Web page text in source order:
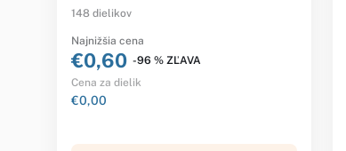
148 dielikov
Najnižšia cena
€0,60 -96 % ZĽAVA
Cena za dielik
€0,00